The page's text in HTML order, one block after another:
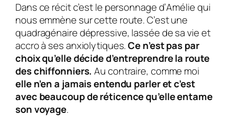
Dans ce récit c’est le personnage d’Améliequi
nous emmène sur cette route. C’est une
quadragénaire dépressive, lassée de sa vie et
accro à ses anxiolytiques.Ce n’est pas par
choix qu’elle décide d’entreprendre la route
des chiffonniers.Au contraire, comme moi
elle n’en a jamais entendu parler et c’est
avec beaucoup de réticence qu’elle entame
son voyage.